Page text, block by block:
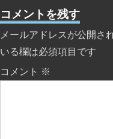
コメントを残す
メールアドレスが公開さ
いる欄は必須項目です
コメント ※